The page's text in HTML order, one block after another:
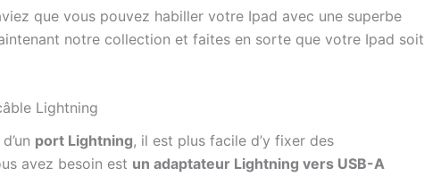
que vous pouvez habiller votre Ipad avec une superbe
notre collection et faites en sorte que votre Ipad soit
Lightning
port Lightning, il est plus facile d’y fixer des
avez besoin est un adaptateur Lightning vers USB-A